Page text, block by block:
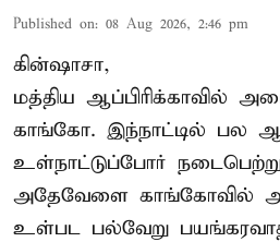
Published on: 08 Aug 2026, 2:46 pm
கின்ஷாசா,
மத்திய ஆப்பிரிக்காவில்
காங்கோ. இந்நாட்டில் பல
உள்நாட்டுப்போர் நடைபெற்று
அதேவேளை காங்கோவில்
உள்பட பல்வேறு